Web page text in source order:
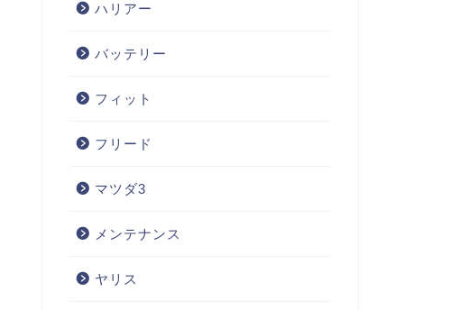
ハリアー
バッテリー
フィット
フリード
マツダ3
メンテナンス
ヤリス